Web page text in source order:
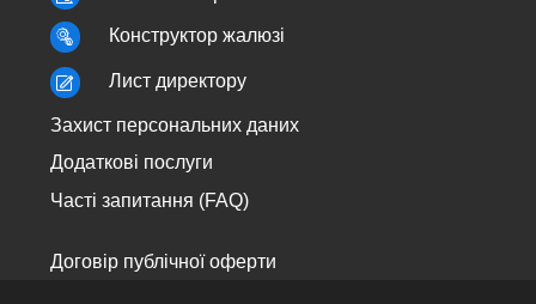
Конструктор жалюзі
Лист директору
Захист персональних даних
Додаткові послуги
Часті запитання (FAQ)
Договір публічної оферти